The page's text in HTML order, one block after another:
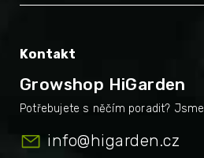
Kontakt
Growshop HiGarden
info@higarden.cz